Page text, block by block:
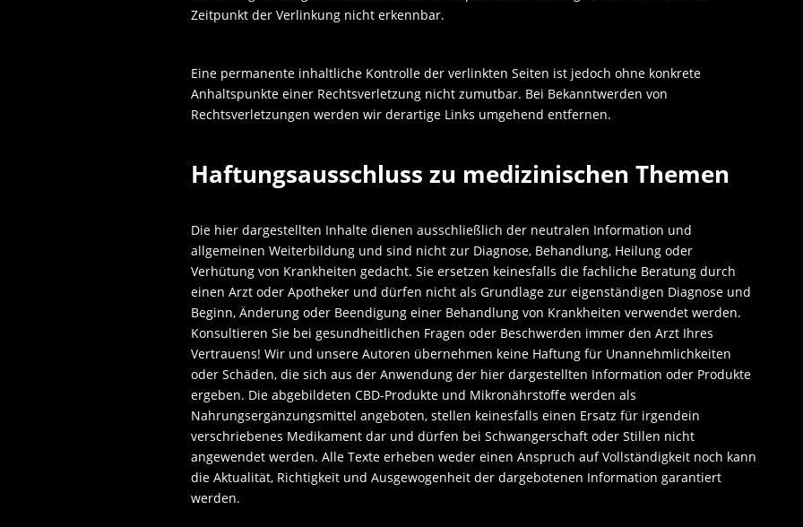
Zeitpunkt der Verlinkung nicht erkennbar.
Eine permanente inhaltliche Kontrolle der verlinkten Seiten ist jedoch ohne konkrete
Anhaltspunkte einer Rechtsverletzung nicht zumutbar. Bei Bekanntwerden von
Rechtsverletzungen werden wir derartige Links umgehend entfernen.
Haftungsausschluss zu medizinischen Themen
Die hier dargestellten Inhalte dienen ausschließlich der neutralen Information und
allgemeinen Weiterbildung und sind nicht zur Diagnose, Behandlung, Heilung oder
Verhütung von Krankheiten gedacht. Sie ersetzen keinesfalls die fachliche Beratung durch
einen Arzt oder Apotheker und dürfen nicht als Grundlage zur eigenständigen Diagnose und
Beginn, Änderung oder Beendigung einer Behandlung von Krankheiten verwendet werden.
Konsultieren Sie bei gesundheitlichen Fragen oder Beschwerden immer den Arzt Ihres
Vertrauens! Wir und unsere Autoren übernehmen keine Haftung für Unannehmlichkeiten
oder Schäden, die sich aus der Anwendung der hier dargestellten Information oder Produkte
ergeben. Die abgebildeten CBD-Produkte und Mikronährstoffe werden als
Nahrungsergänzungsmittel angeboten, stellen keinesfalls einen Ersatz für irgendein
verschriebenes Medikament dar und dürfen bei Schwangerschaft oder Stillen nicht
angewendet werden. Alle Texte erheben weder einen Anspruch auf Vollständigkeit noch kann
die Aktualität, Richtigkeit und Ausgewogenheit der dargebotenen Information garantiert
werden.